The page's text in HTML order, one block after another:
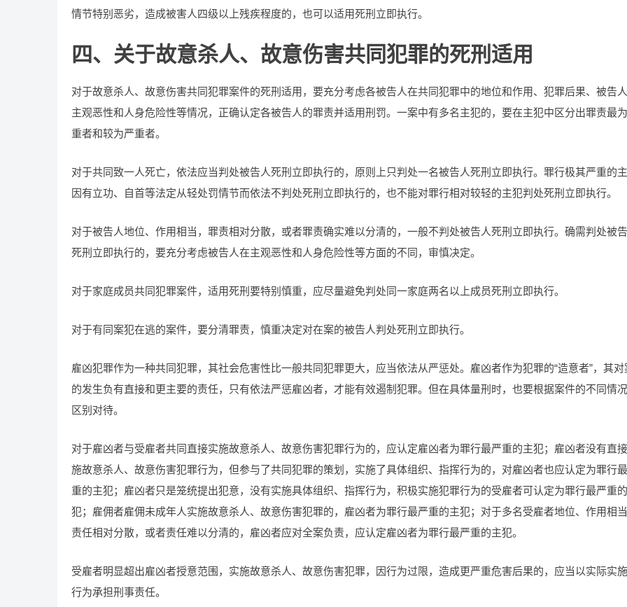
情节特别恶劣，造成被害人四级以上残疾程度的，也可以适用死刑立即执行。
四、关于故意杀人、故意伤害共同犯罪的死刑适用
对于故意杀人、故意伤害共同犯罪案件的死刑适用，要充分考虑各被告人在共同犯罪中的地位和作用、犯罪后果、被告
主观恶性和人身危险性等情况，正确认定各被告人的罪责并适用刑罚。一案中有多名主犯的，要在主犯中区分出罪责最
重者和较为严重者。
对于共同致一人死亡，依法应当判处被告人死刑立即执行的，原则上只判处一名被告人死刑立即执行。罪行极其严重的
因有立功、自首等法定从轻处罚情节而依法不判处死刑立即执行的，也不能对罪行相对较轻的主犯判处死刑立即执行。
对于被告人地位、作用相当，罪责相对分散，或者罪责确实难以分清的，一般不判处被告人死刑立即执行。确需判处被
死刑立即执行的，要充分考虑被告人在主观恶性和人身危险性等方面的不同，审慎决定。
对于家庭成员共同犯罪案件，适用死刑要特别慎重，应尽量避免判处同一家庭两名以上成员死刑立即执行。
对于有同案犯在逃的案件，要分清罪责，慎重决定对在案的被告人判处死刑立即执行。
雇凶犯罪作为一种共同犯罪，其社会危害性比一般共同犯罪更大，应当依法从严惩处。雇凶者作为犯罪的“造意者”，其对
的发生负有直接和更主要的责任，只有依法严惩雇凶者，才能有效遏制犯罪。但在具体量刑时，也要根据案件的不同情况
区别对待。
对于雇凶者与受雇者共同直接实施故意杀人、故意伤害犯罪行为的，应认定雇凶者为罪行最严重的主犯；雇凶者没有直
施故意杀人、故意伤害犯罪行为，但参与了共同犯罪的策划，实施了具体组织、指挥行为的，对雇凶者也应认定为罪行
重的主犯；雇凶者只是笼统提出犯意，没有实施具体组织、指挥行为，积极实施犯罪行为的受雇者可认定为罪行最严重
犯；雇佣者雇佣未成年人实施故意杀人、故意伤害犯罪的，雇凶者为罪行最严重的主犯；对于多名受雇者地位、作用相当
责任相对分散，或者责任难以分清的，雇凶者应对全案负责，应认定雇凶者为罪行最严重的主犯。
受雇者明显超出雇凶者授意范围，实施故意杀人、故意伤害犯罪，因行为过限，造成更严重危害后果的，应当以实际实
行为承担刑事责任。